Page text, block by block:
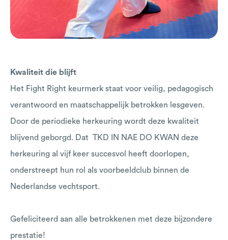
Kwaliteit die blijft
Het Fight Right keurmerk staat voor veilig, pedagogisch
verantwoord en maatschappelijk betrokken lesgeven.
Door de periodieke herkeuring wordt deze kwaliteit
blijvend geborgd. Dat TKD IN NAE DO KWAN deze
herkeuring al vijf keer succesvol heeft doorlopen,
onderstreept hun rol als voorbeeldclub binnen de
Nederlandse vechtsport.
Gefeliciteerd aan alle betrokkenen met deze bijzondere
prestatie!